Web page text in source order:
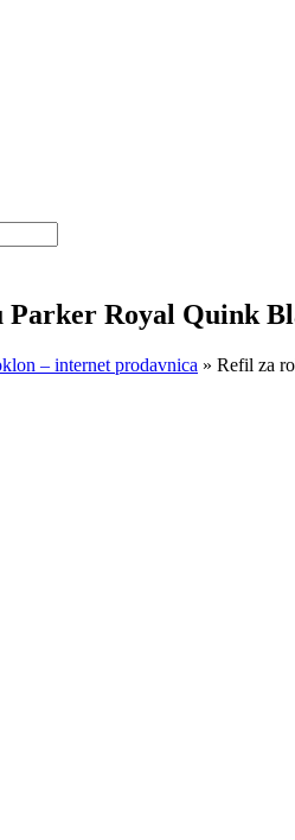
Royal Quink
– internet prodavnica » Refil za